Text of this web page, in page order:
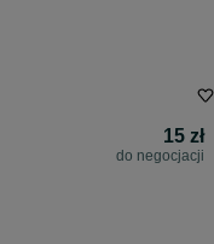
15 zł
do negocjacji